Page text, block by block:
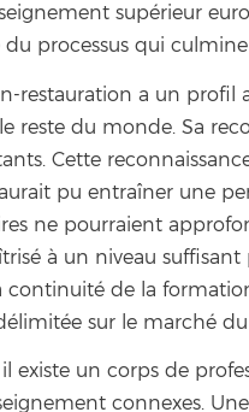
supérieur
processus qui
restauration a un
reste du monde. Sa
Cette
pu entraîner une
ne pourraient
à un niveau
continuité de la
sur le marché
existe un corps de
connexes.